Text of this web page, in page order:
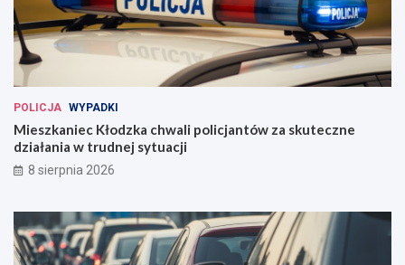
POLICJA WYPADKI
Mieszkaniec Kłodzka chwali policjantów za skuteczne
działania w trudnej sytuacji
8 sierpnia 2026